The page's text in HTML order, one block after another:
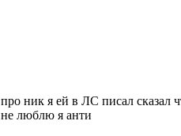
про ник я ей в ЛС писал сказал
не люблю я анти